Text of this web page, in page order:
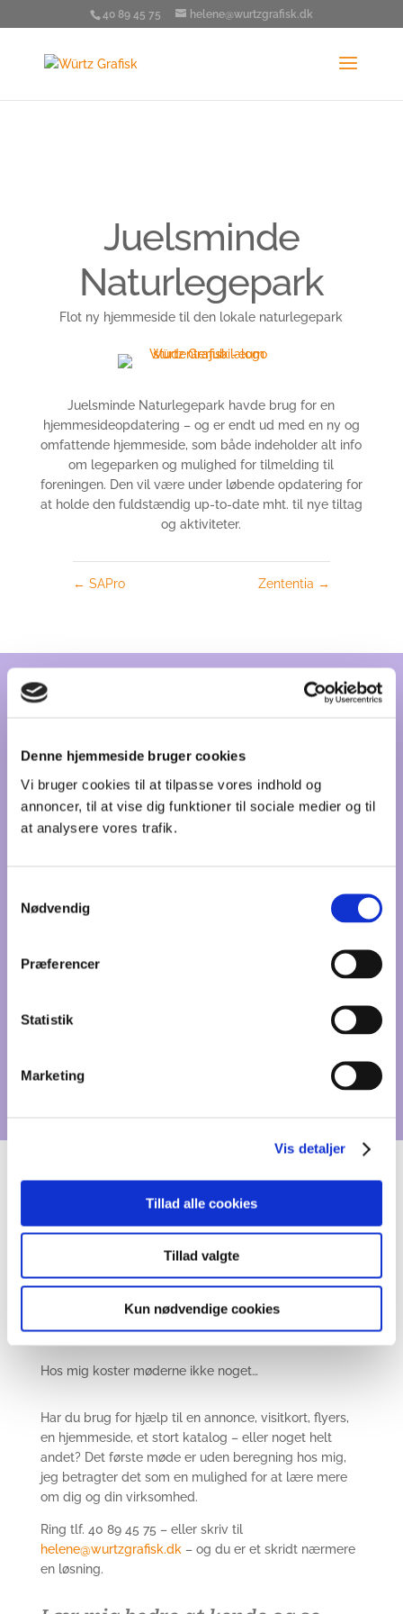
Denne hjemmeside bruger cookies
Vi bruger cookies til at tilpasse vores indhold og
annoncer, til at vise dig funktioner til sociale medier og til
at analysere vores trafik.
Nødvendig
Præferencer
Statistik
Marketing
Vis detaljer
Tillad alle cookies
Tillad valgte
Kun nødvendige cookies
40 89 45 75 helene@wurtzgrafisk.dk
Juelsminde
Naturlegepark
Flot ny hjemmeside til den lokale naturlegepark
Juelsminde Naturlegepark havde brug for en
hjemmesideopdatering – og er endt ud med en ny og
omfattende hjemmeside, som både indeholder alt info
om legeparken og mulighed for tilmelding til
foreningen. Den vil være under løbende opdatering for
at holde den fuldstændig up-to-date mht. til nye tiltag
og aktiviteter.
← SAPro Zententia →
Hos mig koster
Har du brug for hjælp til en annonce, visitkort, flyers,
en hjemmeside, et stort katalog – eller noget helt
andet? Det første møde er helt gratis hos mig, jeg
betragter det som en mulighed for at lære mere om
– og du er et skridt nærmere
en løsning.
Lær mig bedre at kende
© Würtz Grafisk 2022 | CVR-nr 35303375 | Tlf.
+45 40 89 45 75 |helene@wurtzgrafisk.dk
Hos mig koster møderne ikke noget…
Har du brug for hjælp til en annonce, visitkort, flyers,
en hjemmeside, et stort katalog – eller noget helt
andet? Det første møde er uden beregning hos mig,
jeg betragter det som en mulighed for at lære mere
om dig og din virksomhed.
Ring tlf. 40 89 45 75 – eller skriv til
helene@wurtzgrafisk.dk – og du er et skridt nærmere
en løsning.